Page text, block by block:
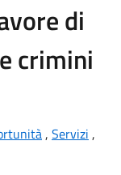
di
crimini
, Servizi ,